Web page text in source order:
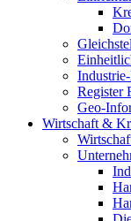
Register
Geo-
Wirtschaft &